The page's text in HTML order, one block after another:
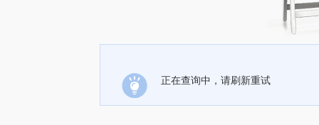
正在查询中，请刷新重试